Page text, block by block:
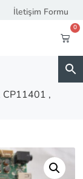
İletişim Formu
0
CP11401 ,